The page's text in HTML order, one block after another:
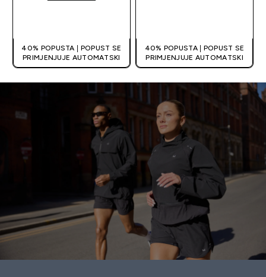
40% POPUSTA | POPUST SE
PRIMJENJUJE AUTOMATSKI
40% POPUSTA | POPUST SE
PRIMJENJUJE AUTOMATSKI